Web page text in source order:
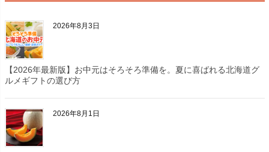
2026年8月3日
【2026年最新版】お中元はそろそろ準備を。夏に喜ばれる北海道グ
ルメギフトの選び方
2026年8月1日